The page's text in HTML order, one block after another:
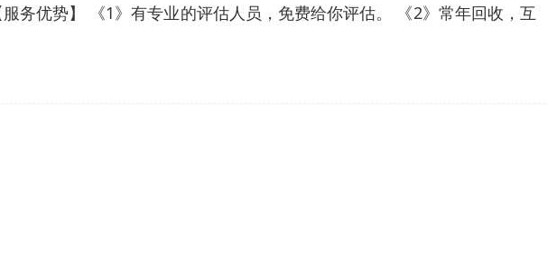
务优势】 《1》有专业的评估人员，免费给你评估。 《2》常年回收，互